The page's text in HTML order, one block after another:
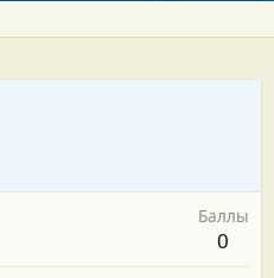
Баллы
0